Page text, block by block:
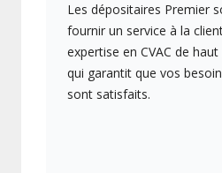
Les dépositaires Premier
fournir un service à la
expertise en CVAC de
qui garantit que vos
sont satisfaits.